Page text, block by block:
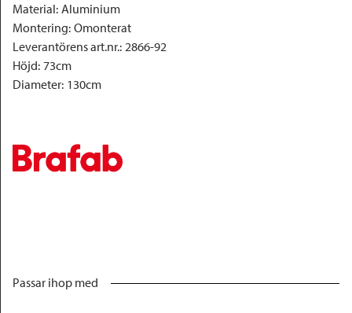
Material: Aluminium
Montering: Omonterat
Leverantörens art.nr.: 2866-92
Höjd: 73cm
Diameter: 130cm
Passar ihop med